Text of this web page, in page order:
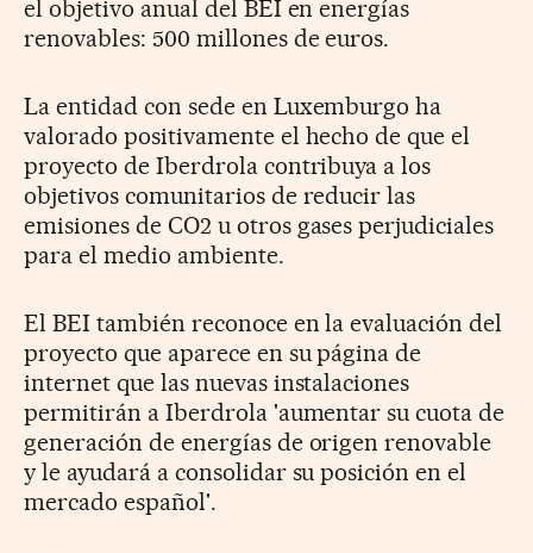
el objetivo anual del BEI en energías
renovables: 500 millones de euros.
La entidad con sede en Luxemburgo ha
valorado positivamente el hecho de que el
proyecto de Iberdrola contribuya a los
objetivos comunitarios de reducir las
emisiones de CO2 u otros gases perjudiciales
para el medio ambiente.
El BEI también reconoce en la evaluación del
proyecto que aparece en su página de
internet que las nuevas instalaciones
permitirán a Iberdrola 'aumentar su cuota de
generación de energías de origen renovable
y le ayudará a consolidar su posición en el
mercado español'.